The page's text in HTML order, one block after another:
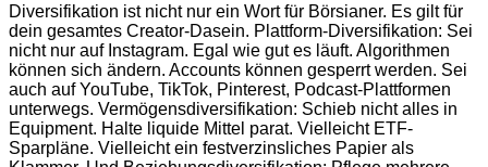
Diversifikation ist nicht nur ein Wort für Börsianer. Es gilt für
dein gesamtes Creator-Dasein. Plattform-Diversifikation: Sei
nicht nur auf Instagram. Egal wie gut es läuft. Algorithmen
können sich ändern. Accounts können gesperrt werden. Sei
auch auf YouTube, TikTok, Pinterest, Podcast-Plattformen
unterwegs. Vermögensdiversifikation: Schieb nicht alles in
Equipment. Halte liquide Mittel parat. Vielleicht ETF-
Sparpläne. Vielleicht ein festverzinsliches Papier als